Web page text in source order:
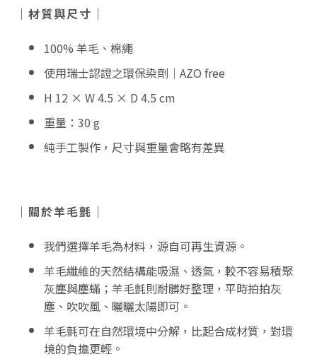
｜材質與尺寸｜
100% 羊毛、棉繩
使用瑞士認證之環保染劑｜AZO free
H 12 × W 4.5 × D 4.5 cm
重量：30 g
純手工製作，尺寸與重量會略有差異
｜關於羊毛氈｜
我們選擇羊毛為材料，源自可再生資源。
羊毛纖維的天然結構能吸濕、透氣，較不容易積聚
灰塵與塵蟎；羊毛氈則耐髒好整理，平時拍拍灰
塵、吹吹風、曬曬太陽即可。
羊毛氈可在自然環境中分解，比起合成材質，對環
境的負擔更輕。